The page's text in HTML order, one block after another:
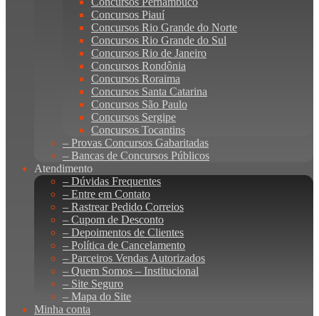
Concursos Piauí
Concursos Rio Grande do Norte
Concursos Rio Grande do Sul
Concursos Rio de Janeiro
Concursos Rondônia
Concursos Roraima
Concursos Santa Catarina
Concursos São Paulo
Concursos Sergipe
Concursos Tocantins
– Provas Concursos Gabaritadas
– Bancas de Concursos Públicos
Atendimento
– Dúvidas Frequentes
– Entre em Contato
– Rastrear Pedido Correios
– Cupom de Desconto
– Depoimentos de Clientes
– Política de Cancelamento
– Parceiros Vendas Autorizados
– Quem Somos – Institucional
– Site Seguro
– Mapa do Site
Minha conta